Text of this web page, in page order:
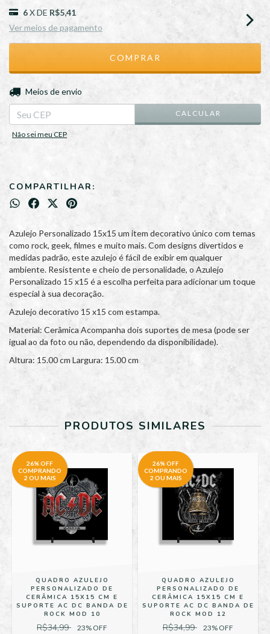
6X DE R$5,41
Ver meios de pagamento
Entregas para o CEP: ALTERAR CEP
Meios de envio
CALCULAR
Não sei meu CEP
COMPARTILHAR:
Azulejo Personalizado 15x15 um item decorativo único com temas
como rock, geek, filmes e muito mais. Com designs divertidos e
medidas padrão, este azulejo é fácil de exibir em qualquer
ambiente. Resistente e cheio de personalidade, o Azulejo
Personalizado 15 x15 é a escolha perfeita para adicionar um toque
especial à sua decoração.
Azulejo decorativo 15 x15 com estampa.
Material: Cerâmica Acompanha dois suportes de mesa (pode ser
igual ao da foto ou não, dependendo da disponibilidade).
Altura: 15.00 cm Largura: 15.00 cm
PRODUTOS SIMILARES
26% OFF
COMPRANDO
2 OU MAIS
QUADRO AZULEJO
PERSONALIZADO DE
CERÂMICA 15X15 CM E
SUPORTE AC DC BANDA DE
ROCK MOD 10
R$34,99 23% OFF
26% OFF
COMPRANDO
2 OU MAIS
QUADRO AZULEJO
PERSONALIZADO DE
CERÂMICA 15X15 CM E
SUPORTE AC DC BANDA DE
ROCK MOD 12
R$34,99 23% OFF